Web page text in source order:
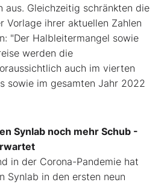
aus. Gleichzeitig schränkten die
Vorlage ihrer aktuellen Zahlen
"Der Halbleitermangel sowie
werden die
auch im vierten
sowie im gesamten Jahr 2022
Synlab noch mehr Schub -
in der Corona-Pandemie hat
Synlab in den ersten neun